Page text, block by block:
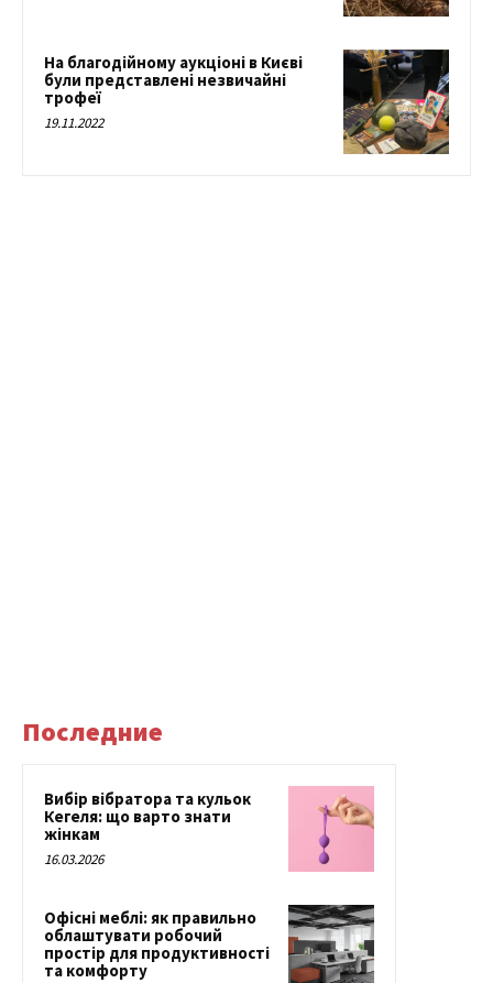
На благодійному аукціоні в Києві
були представлені незвичайні
трофеї
19.11.2022
Последние
Вибір вібратора та кульок
Кегеля: що варто знати
жінкам
16.03.2026
Офісні меблі: як правильно
облаштувати робочий
простір для продуктивності
та комфорту